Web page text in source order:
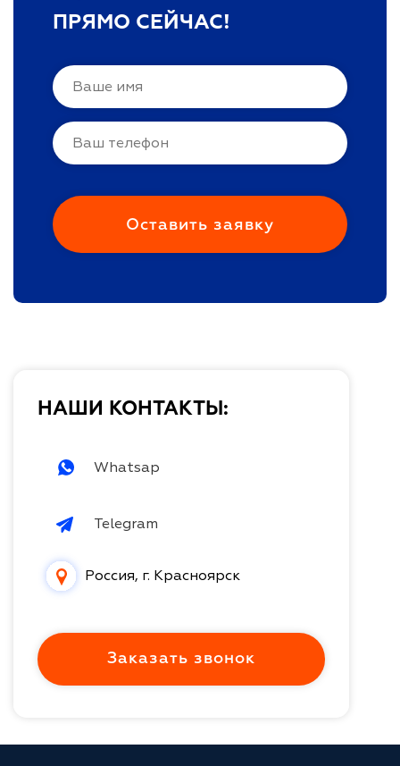
ПРЯМО СЕЙЧАС!
НАШИ КОНТАКТЫ:
Whatsap
Telegram
Россия, г. Красноярск
Заказать звонок